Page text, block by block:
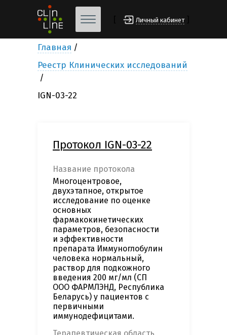
Личный кабинет
Главная
Реестр Клинических исследований
IGN-03-22
Протокол IGN-03-22
Название протокола
Многоцентровое,
двухэтапное, открытое
исследование по оценке
основных
фармакокинетических
параметров, безопасности
и эффективности
препарата Иммуноглобулин
человека нормальный,
раствор для подкожного
введения 200 мг/мл (СП
ООО ФАРМЛЭНД, Республика
Беларусь) у пациентов с
первичными
иммунодефицитами.